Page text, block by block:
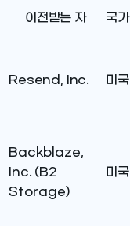
이전받는 자 국가
Resend, Inc. 미국
Backblaze,
Inc. (B2
Storage)
미국